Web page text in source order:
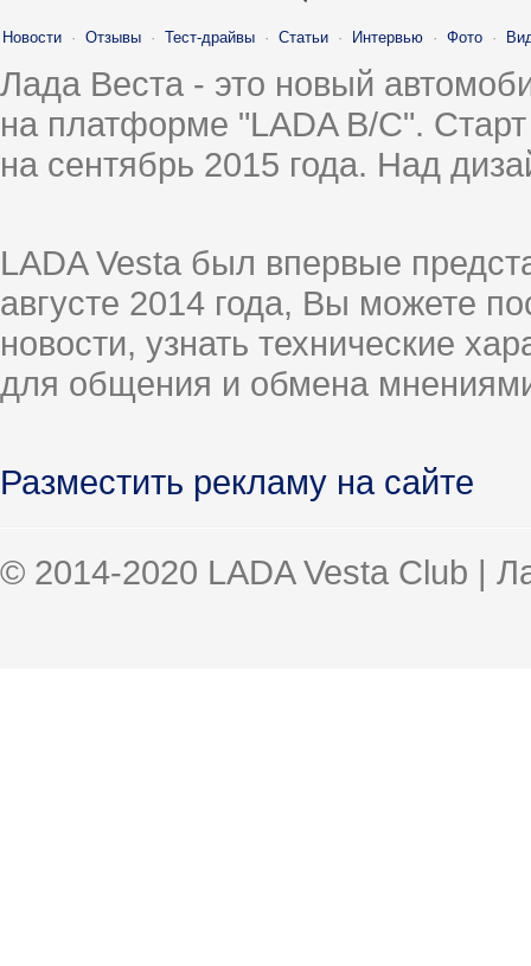
Новости · Отзывы · Тест-драйвы · Статьи · Интервью · Фото ·
Лада Веста - это новый
на платформе "LADA B/C".
на сентябрь 2015 года. Над
LADA Vesta был впервые
августе 2014 года, Вы можете
новости, узнать технические
для общения и обмена
Разместить рекламу на сайте
© 2014-2020 LADA Vesta Club |